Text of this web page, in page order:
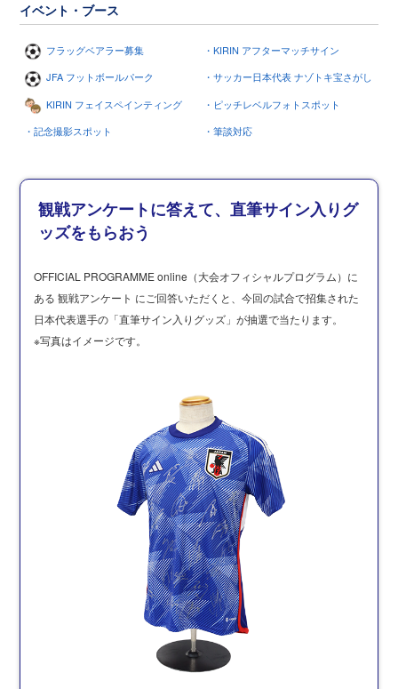
イベント・ブース
フラッグベアラー募集
・KIRIN アフターマッチサイン
JFA フットボールパーク
・サッカー日本代表 ナゾトキ宝さがし
KIRIN フェイスペインティング
・ピッチレベルフォトスポット
・記念撮影スポット
・筆談対応
観戦アンケートに答えて、直筆サイン入りグ
ッズをもらおう
OFFICIAL PROGRAMME online（大会オフィシャルプログラム）に
ある観戦アンケート にご回答いただくと、今回の試合で招集された
日本代表選手の「直筆サイン入りグッズ」が抽選で当たります。
※写真はイメージです。